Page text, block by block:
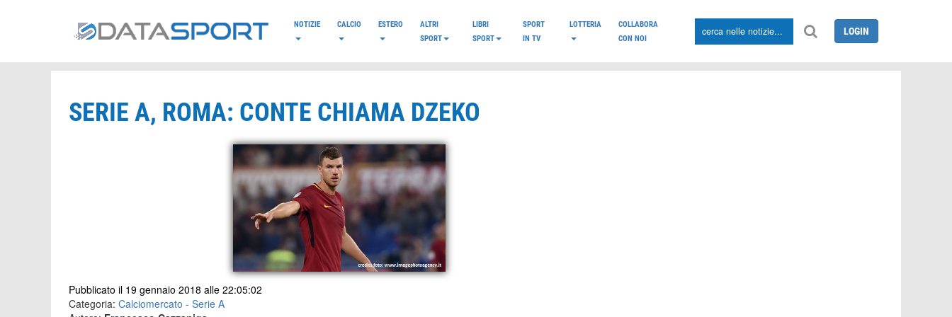
NOTIZIE CALCIO ESTERO
ALTRI
SPORT
LIBRI
SPORT
SPORT
IN TV
LOTTERIA
COLLABORA
CON NOI
LOGIN
SERIE A, ROMA: CONTE CHIAMA DZEKO
Pubblicato il 19 gennaio 2018 alle 22:05:02
Categoria: Calciomercato - Serie A